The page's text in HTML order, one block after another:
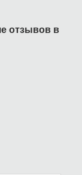
отзывов в